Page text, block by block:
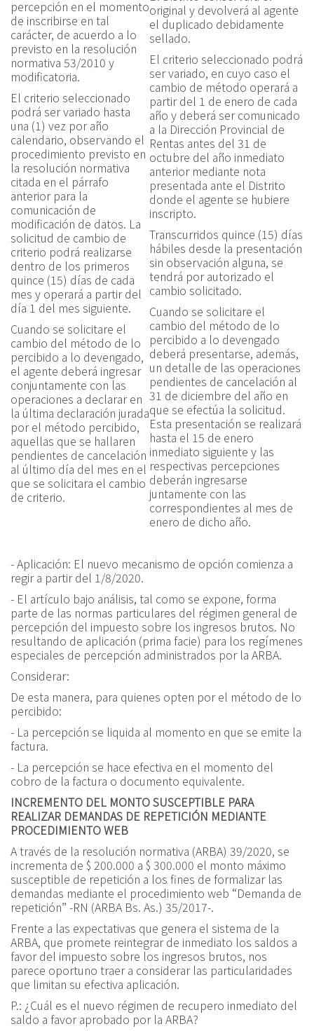
percepción en el momento
de inscribirse en tal
carácter, de acuerdo a lo
previsto en la resolución
normativa 53/2010 y
modificatoria.
El criterio seleccionado
podrá ser variado hasta
una (1) vez por año
calendario, observando el
procedimiento previsto en
la resolución normativa
citada en el párrafo
anterior para la
comunicación de
modificación de datos. La
solicitud de cambio de
criterio podrá realizarse
dentro de los primeros
quince (15) días de cada
mes y operará a partir del
día 1 del mes siguiente.
Cuando se solicitare el
cambio del método de lo
percibido a lo devengado,
el agente deberá ingresar
conjuntamente con las
operaciones a declarar en
la última declaración jurada
por el método percibido,
aquellas que se hallaren
pendientes de cancelación
al último día del mes en el
que se solicitara el cambio
de criterio.
original y devolverá al agente
el duplicado debidamente
sellado.
El criterio seleccionado podrá
ser variado, en cuyo caso el
cambio de método operará a
partir del 1 de enero de cada
año y deberá ser comunicado
a la Dirección Provincial de
Rentas antes del 31 de
octubre del año inmediato
anterior mediante nota
presentada ante el Distrito
donde el agente se hubiere
inscripto.
Transcurridos quince (15) días
hábiles desde la presentación
sin observación alguna, se
tendrá por autorizado el
cambio solicitado.
Cuando se solicitare el
cambio del método de lo
percibido a lo devengado
deberá presentarse, además,
un detalle de las operaciones
pendientes de cancelación al
31 de diciembre del año en
que se efectúa la solicitud.
Esta presentación se realizará
hasta el 15 de enero
inmediato siguiente y las
respectivas percepciones
deberán ingresarse
juntamente con las
correspondientes al mes de
enero de dicho año.
- Aplicación: El nuevo mecanismo de opción comienza a
regir a partir del 1/8/2020.
- El artículo bajo análisis, tal como se expone, forma
parte de las normas particulares del régimen general de
percepción del impuesto sobre los ingresos brutos. No
resultando de aplicación (prima facie) para los regímenes
especiales de percepción administrados por la ARBA.
Considerar:
De esta manera, para quienes opten por el método de lo
percibido:
- La percepción se liquida al momento en que se emite la
factura.
- La percepción se hace efectiva en el momento del
cobro de la factura o documento equivalente.
INCREMENTO DEL MONTO SUSCEPTIBLE PARA
REALIZAR DEMANDAS DE REPETICIÓN MEDIANTE
PROCEDIMIENTO WEB
A través de la resolución normativa (ARBA) 39/2020, se
incrementa de $ 200.000 a $ 300.000 el monto máximo
susceptible de repetición a los fines de formalizar las
demandas mediante el procedimiento web “Demanda de
repetición” -RN (ARBA Bs. As.) 35/2017-.
Frente a las expectativas que genera el sistema de la
ARBA, que promete reintegrar de inmediato los saldos a
favor del impuesto sobre los ingresos brutos, nos
parece oportuno traer a considerar las particularidades
que limitan su efectiva aplicación.
P.: ¿Cuál es el nuevo régimen de recupero inmediato del
saldo a favor aprobado por la ARBA?